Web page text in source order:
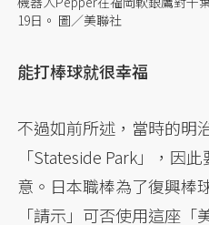
19日。 圖／美聯社
能打棒球就很幸福
不過如前所述，當時的明
「Stateside Park」，因
意。日本職棒為了復興棒
「請示」可否使用這座